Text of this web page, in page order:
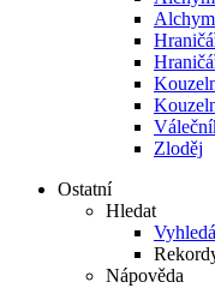
Zloděj
Ostatní
Hledat
Nápověda